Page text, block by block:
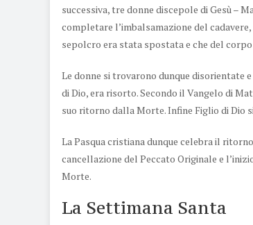
successiva, tre donne discepole di Gesù –
completare l’imbalsamazione del
sepolcro era stata spostata e che del corpo
Le donne si trovarono dunque disorientate
di Dio, era risorto. Secondo il Vangelo di
suo ritorno dalla Morte. Infine Figlio di Dio
La Pasqua cristiana dunque celebra il
cancellazione del Peccato Originale e
Morte.
La Settimana Santa